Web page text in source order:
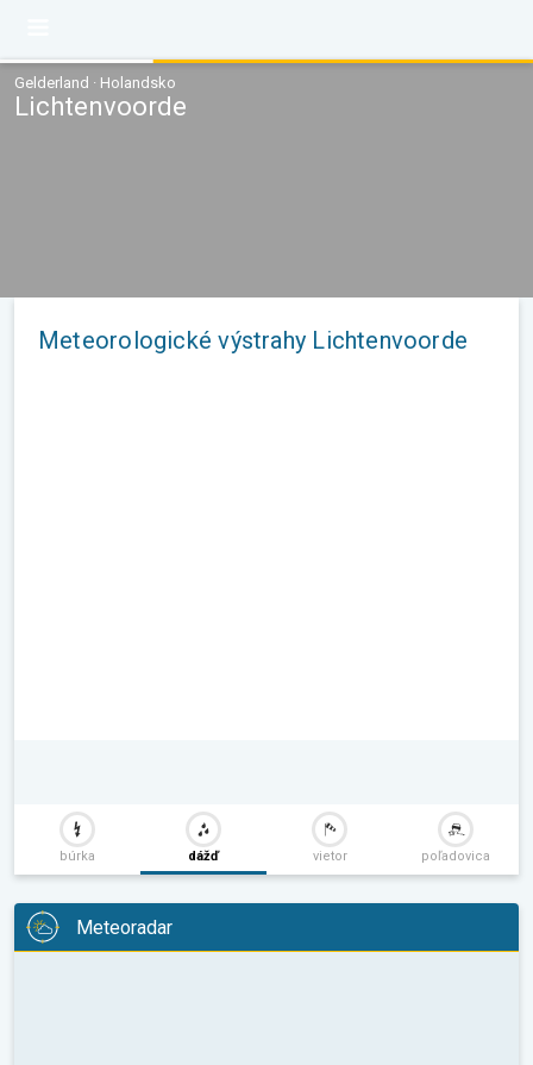
Gelderland · Holandsko
Lichtenvoorde
Meteorologické výstrahy Lichtenvoorde
búrka dážď vietor poľadovica
Meteoradar